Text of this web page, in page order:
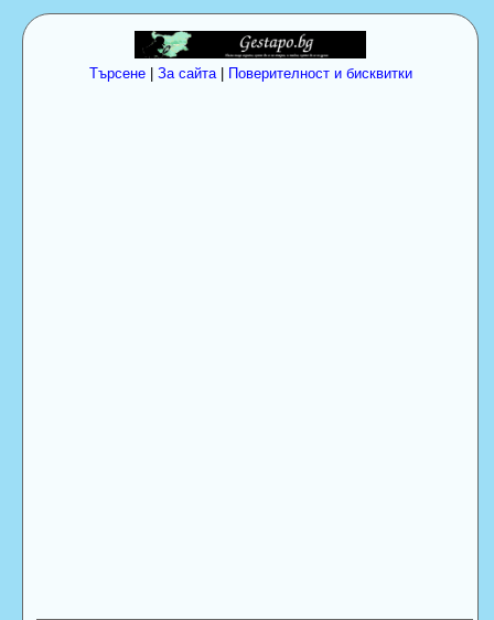
Търсене| За сайта| Поверителност и бисквитки